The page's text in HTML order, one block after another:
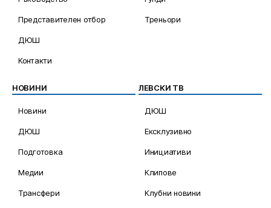
Представителен отбор
ДЮШ
Контакти
Треньори
НОВИНИ
Новини
ДЮШ
Подготовка
Медии
Трансфери
ЛЕВСКИ ТВ
ДЮШ
Ексклузивно
Инициативи
Клипове
Клубни новини